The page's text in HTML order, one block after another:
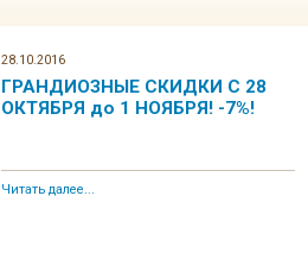
28.10.2016
ГРАНДИОЗНЫЕ СКИДКИ С 28
ОКТЯБРЯ до 1 НОЯБРЯ! -7%!
Читать далее...